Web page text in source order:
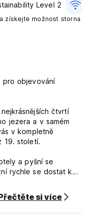
Level 2
získejte možnost storna
pro objevování
čtvrtí
jezera a v samém
v kompletně
19. století.
a pyšní se
rychle se dostat k
nebo v rámci
ubytování,
si více